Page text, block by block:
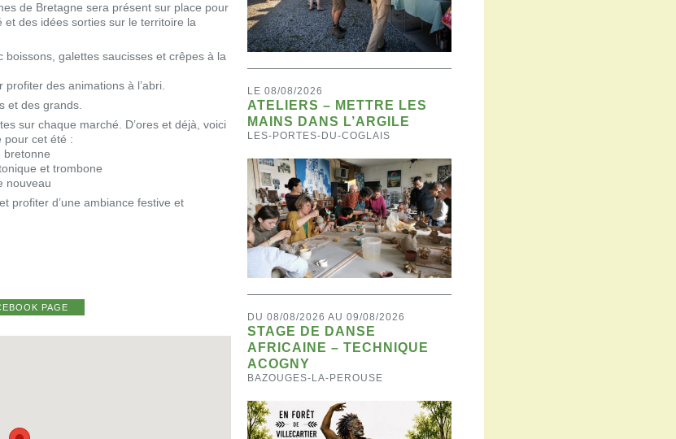
de Bretagne sera présent sur place pour
et des idées sorties sur le territoire la
galettes saucisses et crêpes à la
des animations à l’abri.
et des grands.
sur chaque marché. D’ores et déjà, voici
pour cet été :
bretonne
et trombone
nouveau
profiter d’une ambiance festive et
PAGE
LE 08/08/2026
ATELIERS – METTRE LES
MAINS DANS L’ARGILE
LES-PORTES-DU-COGLAIS
DU 08/08/2026 AU 09/08/2026
STAGE DE DANSE
AFRICAINE – TECHNIQUE
ACOGNY
BAZOUGES-LA-PEROUSE